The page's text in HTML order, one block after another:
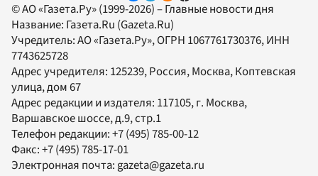
© АО «Газета.Ру» (1999-2026) – Главные новости дня
Название: Газета.Ru (Gazeta.Ru)
Учредитель:АО «Газета.Ру», ОГРН 1067761730376, ИНН
7743625728
Адрес учредителя: 125239, Россия, Москва, Коптевская
улица, дом 67
Адрес редакции и издателя: 117105, г. Москва,
Варшавское шоссе, д.9, стр.1
Телефон редакции:+7 (495) 785-00-12
Факс:+7 (495) 785-17-01
Электронная почта:gazeta@gazeta.ru